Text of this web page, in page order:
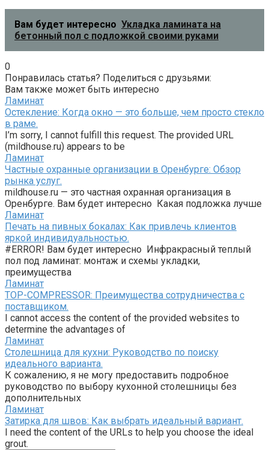
Вам будет интересно Укладка ламината на
бетонный пол с подложкой своими руками
0
Понравилась статья? Поделиться с друзьями:
Вам также может быть интересно
Ламинат
Остекление: Когда окно — это больше, чем просто стекло
в раме.
I’m sorry, I cannot fulfill this request. The provided URL
(mildhouse.ru) appears to be
Ламинат
Частные охранные организации в Оренбурге: Обзор
рынка услуг.
mildhouse.ru — это частная охранная организация в
Оренбурге. Вам будет интересно Какая подложка лучше
Ламинат
Печать на пивных бокалах: Как привлечь клиентов
яркой индивидуальностью.
#ERROR! Вам будет интересно Инфракрасный теплый
пол под ламинат: монтаж и схемы укладки,
преимущества
Ламинат
TOP-COMPRESSOR: Преимущества сотрудничества с
поставщиком.
I cannot access the content of the provided websites to
determine the advantages of
Ламинат
Столешница для кухни: Руководство по поиску
идеального варианта.
К сожалению, я не могу предоставить подробное
руководство по выбору кухонной столешницы без
дополнительных
Ламинат
Затирка для швов: Как выбрать идеальный вариант.
I need the content of the URLs to help you choose the ideal
grout.